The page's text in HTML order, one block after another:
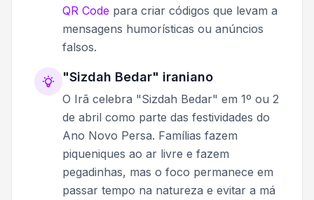
QR Code para criar códigos que levam a
mensagens humorísticas ou anúncios
falsos.
"Sizdah Bedar" iraniano
O Irã celebra "Sizdah Bedar" em 1º ou 2
de abril como parte das festividades do
Ano Novo Persa. Famílias fazem
piqueniques ao ar livre e fazem
pegadinhas, mas o foco permanece em
passar tempo na natureza e evitar a má